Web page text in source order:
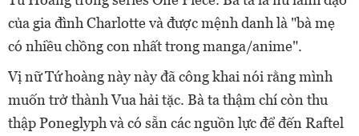
của gia đình Charlotte và được mệnh danh là "bà mẹ
có nhiều chồng con nhất trong manga/anime".
Vị nữ Tứ hoàng này này đã công khai nói rằng mình
muốn trở thành Vua hải tặc. Bà ta thậm chí còn thu
thập Poneglyph và có sẵn các nguồn lực để đến Raftel